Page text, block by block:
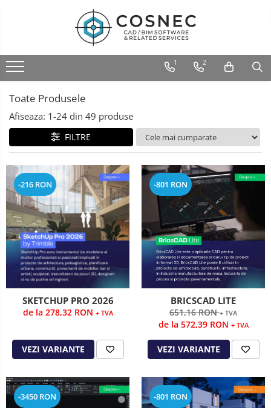
1 2
Toate Produsele
Afiseaza: 1-24 din 49 produse
FILTRE
-216 RON
SKETCHUP PRO 2026
de la 278,32 RON + TVA
VEZI VARIANTE
-801 RON
BRICSCAD LITE
651,16 RON+ TVA
de la 572,39 RON + TVA
VEZI VARIANTE
-3450 RON -801 RON